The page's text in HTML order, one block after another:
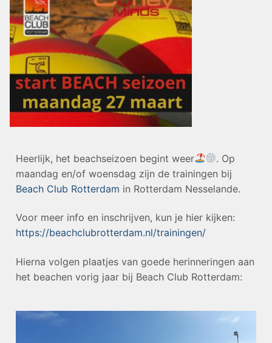
Heerlijk, het beachseizoen begint weer
. Op
maandag en/of woensdag zijn de trainingen bij
Beach Club Rotterdam in Rotterdam Nesselande.
Voor meer info en inschrijven, kun je hier kijken:
https://beachclubrotterdam.nl/trainingen/
Hierna volgen plaatjes van goede herinneringen aan
het beachen vorig jaar bij Beach Club Rotterdam: